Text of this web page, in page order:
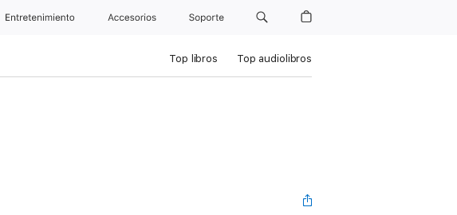
Entretenimiento Accesorios Soporte
Top libros Top audiolibros